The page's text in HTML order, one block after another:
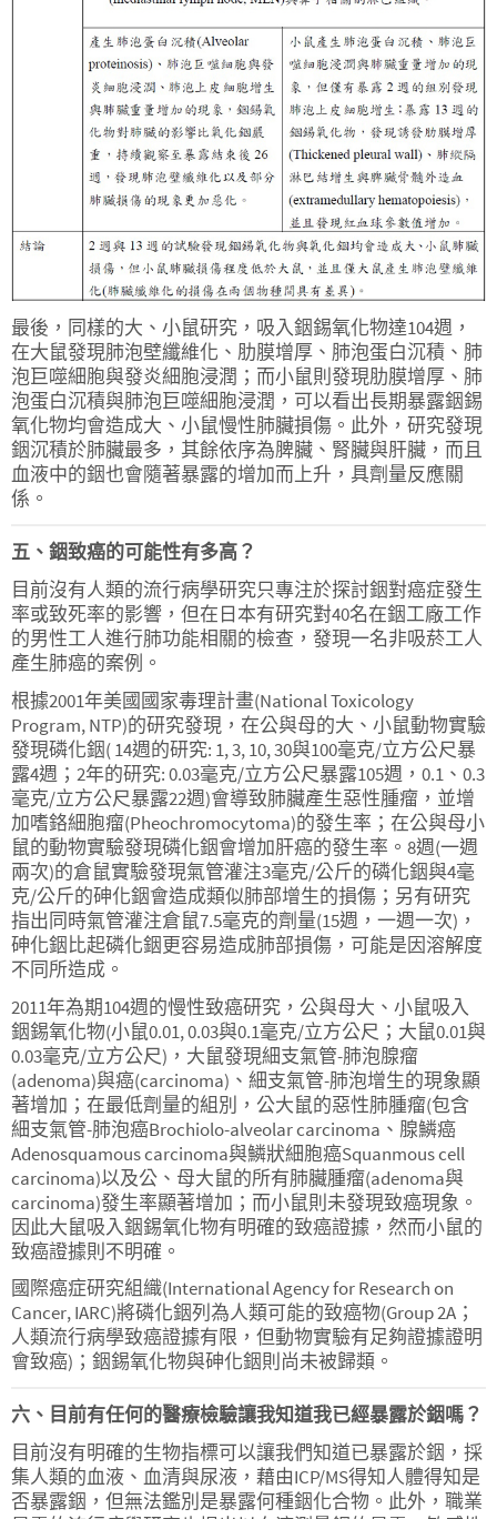
最後，同樣的大、小鼠研究，吸入銦錫氧化物達104週，
在大鼠發現肺泡壁纖維化、肋膜增厚、肺泡蛋白沉積、肺
泡巨噬細胞與發炎細胞浸潤；而小鼠則發現肋膜增厚、肺
泡蛋白沉積與肺泡巨噬細胞浸潤，可以看出長期暴露銦錫
氧化物均會造成大、小鼠慢性肺臟損傷。此外，研究發現
銦沉積於肺臟最多，其餘依序為脾臟、腎臟與肝臟，而且
血液中的銦也會隨著暴露的增加而上升，具劑量反應關
係。
五、銦致癌的可能性有多高？
目前沒有人類的流行病學研究只專注於探討銦對癌症發生
率或致死率的影響，但在日本有研究對40名在銦工廠工作
的男性工人進行肺功能相關的檢查，發現一名非吸菸工人
產生肺癌的案例。
根據2001年美國國家毒理計畫(National Toxicology
Program, NTP)的研究發現，在公與母的大、小鼠動物實驗
發現磷化銦( 14週的研究: 1, 3, 10, 30與100毫克/立方公尺暴
露4週；2年的研究: 0.03毫克/立方公尺暴露105週，0.1、0.3
毫克/立方公尺暴露22週)會導致肺臟產生惡性腫瘤，並增
加嗜鉻細胞瘤(Pheochromocytoma)的發生率；在公與母小
鼠的動物實驗發現磷化銦會增加肝癌的發生率。8週(一週
兩次)的倉鼠實驗發現氣管灌注3毫克/公斤的磷化銦與4毫
克/公斤的砷化銦會造成類似肺部增生的損傷；另有研究
指出同時氣管灌注倉鼠7.5毫克的劑量(15週，一週一次)，
砷化銦比起磷化銦更容易造成肺部損傷，可能是因溶解度
不同所造成。
2011年為期104週的慢性致癌研究，公與母大、小鼠吸入
銦錫氧化物(小鼠0.01, 0.03與0.1毫克/立方公尺；大鼠0.01與
0.03毫克/立方公尺)，大鼠發現細支氣管-肺泡腺瘤
(adenoma)與癌(carcinoma)、細支氣管-肺泡增生的現象顯
著增加；在最低劑量的組別，公大鼠的惡性肺腫瘤(包含
細支氣管-肺泡癌Brochiolo-alveolar carcinoma、腺鱗癌
Adenosquamous carcinoma與鱗狀細胞癌Squanmous cell
carcinoma)以及公、母大鼠的所有肺臟腫瘤(adenoma與
carcinoma)發生率顯著增加；而小鼠則未發現致癌現象。
因此大鼠吸入銦錫氧化物有明確的致癌證據，然而小鼠的
致癌證據則不明確。
國際癌症研究組織(International Agency for Research on
Cancer, IARC)將磷化銦列為人類可能的致癌物(Group 2A；
人類流行病學致癌證據有限，但動物實驗有足夠證據證明
會致癌)；銦錫氧化物與砷化銦則尚未被歸類。
六、目前有任何的醫療檢驗讓我知道我已經暴露於銦嗎？
目前沒有明確的生物指標可以讓我們知道已暴露於銦，採
集人類的血液、血清與尿液，藉由ICP/MS得知人體得知是
否暴露銦，但無法鑑別是暴露何種銦化合物。此外，職業